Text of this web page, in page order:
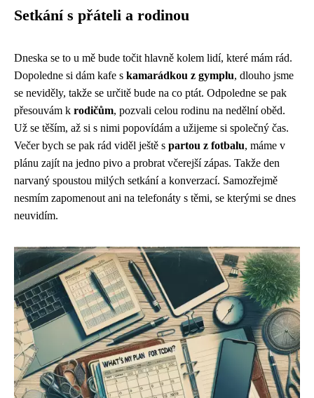
Setkání s přáteli a rodinou
Dneska se to u mě bude točit hlavně kolem lidí, které mám rád.
Dopoledne si dám kafe s kamarádkou z gymplu, dlouho jsme
se neviděly, takže se určitě bude na co ptát. Odpoledne se pak
přesouvám k rodičům, pozvali celou rodinu na nedělní oběd.
Už se těším, až si s nimi popovídám a užijeme si společný čas.
Večer bych se pak rád viděl ještě s partou z fotbalu, máme v
plánu zajít na jedno pivo a probrat včerejší zápas. Takže den
narvaný spoustou milých setkání a konverzací. Samozřejmě
nesmím zapomenout ani na telefonáty s těmi, se kterými se dnes
neuvidím.